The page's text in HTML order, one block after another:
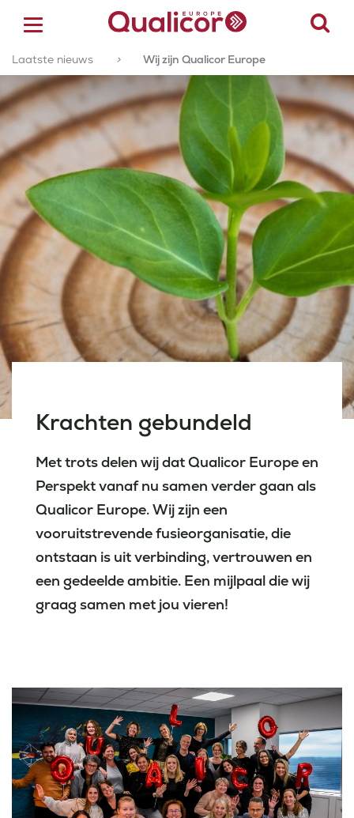
ACCREDITATIE
CERTIFICERING
ACADEMY
ZORGSECTOREN
OVER ONS
CONTACT
Werken bij
Inlogportalen
Laatste nieuws > Wij zijn Qualicor Europe
Krachten gebundeld
Met trots delen wij dat Qualicor Europe en
Perspekt vanaf nu samen verder gaan als
Qualicor Europe. Wij zijn een
vooruitstrevende fusieorganisatie, die
ontstaan is uit verbinding, vertrouwen en
een gedeelde ambitie. Een mijlpaal die wij
graag samen met jou vieren!